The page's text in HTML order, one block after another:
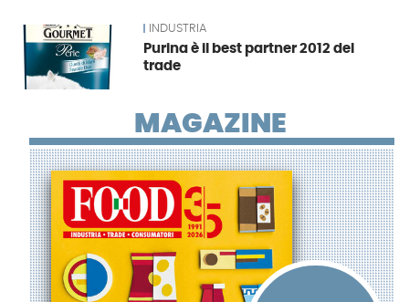
News INDUSTRIA
Purina è il best partner 2012 del
trade
MAGAZINE